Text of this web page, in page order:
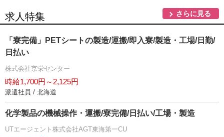
求人特集 さらに見る
「寮完備」PETシートの製造/運搬/即入寮/製造・工場/日勤/
日払い
株式会社京栄センター
時給1,700円～2,125円
派遣社員 / 北海道
化学製品の機械操作・運搬/寮完備/日払い/工場・製造
UTエージェント株式会社AGT東海第一CU